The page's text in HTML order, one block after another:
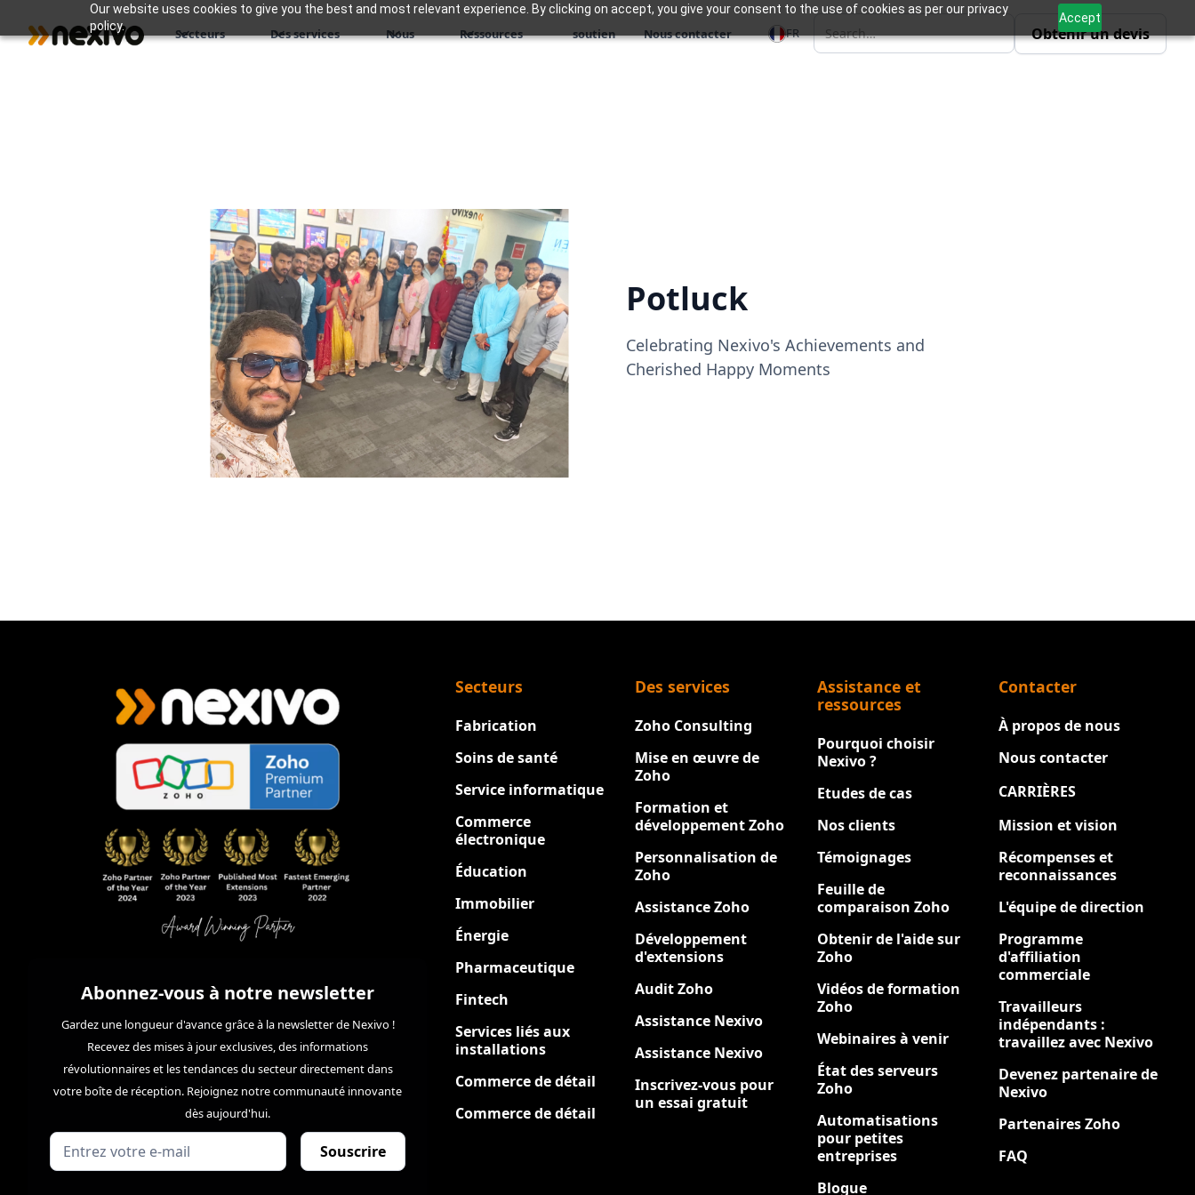
Our website uses cookies to give you the best and most relevant experience. By clicking on accept, you give your consent to the use of cookies as per our privacy
policy.
Accept
Secteurs Des services Nous Ressources soutien Nous contacter FR Obtenir un devis
Potluck
Celebrating Nexivo's Achievements and
Cherished Happy Moments
Abonnez-vous à notre newsletter
Gardez une longueur d'avance grâce à la newsletter de Nexivo !
Recevez des mises à jour exclusives, des informations
révolutionnaires et les tendances du secteur directement dans
votre boîte de réception. Rejoignez notre communauté innovante
dès aujourd'hui.
Secteurs
Fabrication
Soins de santé
Service informatique
Commerce
électronique
Éducation
Immobilier
Énergie
Pharmaceutique
Fintech
Services liés aux
installations
Commerce de détail
Commerce de détail
Des services
Zoho Consulting
Mise en œuvre de
Zoho
Formation et
développement Zoho
Personnalisation de
Zoho
Assistance Zoho
Développement
d'extensions
Audit Zoho
Assistance Nexivo
Assistance Nexivo
Inscrivez-vous pour
un essai gratuit
Assistance et
ressources
Pourquoi choisir
Nexivo ?
Etudes de cas
Nos clients
Témoignages
Feuille de
comparaison Zoho
Obtenir de l'aide sur
Zoho
Vidéos de formation
Zoho
Webinaires à venir
État des serveurs
Zoho
Automatisations
pour petites
entreprises
Blogue
Contacter
À propos de nous
Nous contacter
CARRIÈRES
Mission et vision
Récompenses et
reconnaissances
L'équipe de direction
Programme
d'affiliation
commerciale
Travailleurs
indépendants :
travaillez avec Nexivo
Devenez partenaire de
Nexivo
Partenaires Zoho
FAQ